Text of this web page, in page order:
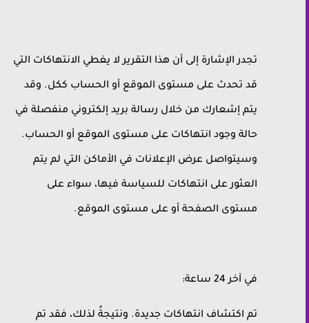
تجدر الإشارة إلى أن هذا التقرير لا يغطي الانتهاكات التي
قد تحدث على مستوى الموقع أو الحساب ككل. وقد
يتم إشعارك من خلال رسالة بريد إلكتروني منفصلة في
حالة وجود انتهاكات على مستوى الموقع أو الحساب.
وسيتواصل عرض الإعلانات في الأماكن التي لم يتم
العثور على انتهاكات للسياسة فيها، سواء على
مستوى الصفحة أو على مستوى الموقع.
في آخر 24 ساعة:
تم اكتشاف انتهاكات جديدة. ونتيجةً لذلك، فقد تم